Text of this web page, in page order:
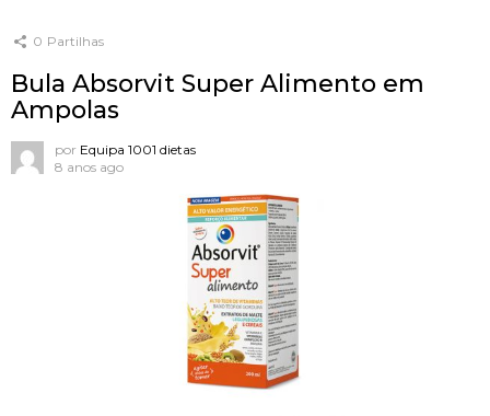
0 Partilhas
Bula Absorvit Super Alimento em
Ampolas
por Equipa 1001 dietas
8 anos ago